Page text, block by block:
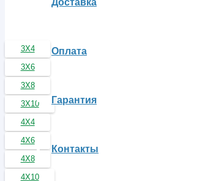
Доставка
Оплата
Гарантия
Контакты
3Х4
3Х6
3Х8
3Х10
4Х4
4Х6
4Х8
4Х10